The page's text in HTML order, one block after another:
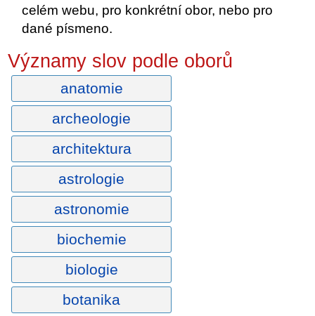
celém webu, pro konkrétní obor, nebo pro
dané písmeno.
Významy slov podle oborů
anatomie
archeologie
architektura
astrologie
astronomie
biochemie
biologie
botanika